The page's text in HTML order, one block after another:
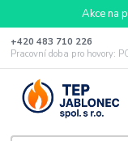
Akce na
+420 483 710 226
Pracovní doba pro hovory: